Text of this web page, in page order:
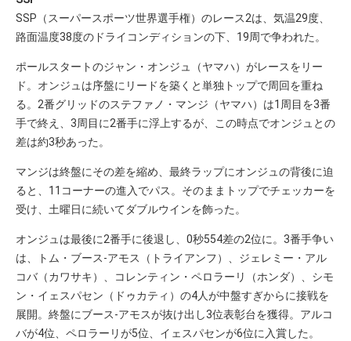
SSP（スーパースポーツ世界選手権）のレース2は、気温29度、
路面温度38度のドライコンディションの下、19周で争われた。
ポールスタートのジャン・オンジュ（ヤマハ）がレースをリー
ド。オンジュは序盤にリードを築くと単独トップで周回を重ね
る。2番グリッドのステファノ・マンジ（ヤマハ）は1周目を3番
手で終え、3周目に2番手に浮上するが、この時点でオンジュとの
差は約3秒あった。
マンジは終盤にその差を縮め、最終ラップにオンジュの背後に迫
ると、11コーナーの進入でパス。そのままトップでチェッカーを
受け、土曜日に続いてダブルウインを飾った。
オンジュは最後に2番手に後退し、0秒554差の2位に。3番手争い
は、トム・ブース-アモス（トライアンフ）、ジェレミー・アル
コバ（カワサキ）、コレンティン・ペロラーリ（ホンダ）、シモ
ン・イェスパセン（ドゥカティ）の4人が中盤すぎからに接戦を
展開。終盤にブース-アモスが抜け出し3位表彰台を獲得。アルコ
バが4位、ペロラーリが5位、イェスパセンが6位に入賞した。